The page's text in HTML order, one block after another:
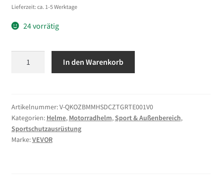
Lieferzeit: ca. 1-5 Werktage
24 vorrätig
Motorradhelm
mit
Klarem
Visier
In den Warenkorb
Artikelnummer:V-QKOZBMMHSDCZTGRTE001V0
Kategorien: Helme, Motorradhelm,Sport & Außenbereich,
Sportschutzausrüstung
Marke:VEVOR